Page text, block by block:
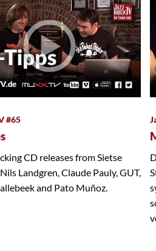
#65
CD releases from Sietse
Landgren, Claude Pauly, GUT,
and Pato Muñoz.